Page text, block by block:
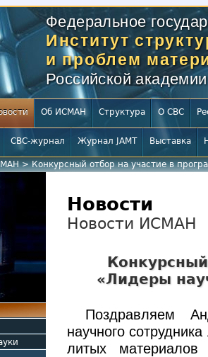
Федеральное
Институт
и проблем
Российской
Об ИСМАН Структура О СВС
СВС-журнал Журнал JAMT Выставка
>Конкурсный отбор на участие в
Новости
Новости ИСМАН
«Лидеры
Поздравляем
научного
литых